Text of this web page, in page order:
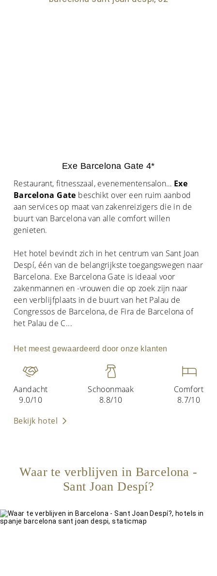
Exe Barcelona Gate 4*
Restaurant, fitnesszaal, evenementensalon… Exe
Barcelona Gate beschikt over een ruim aanbod
aan services op maat van zakenreizigers die in de
buurt van Barcelona van alle comfort willen
genieten.
Het hotel bevindt zich in het centrum van Sant Joan
Despí, één van de belangrijkste toegangswegen naar
Barcelona. Exe Barcelona Gate is ideaal voor
zakenmannen en -vrouwen die op zoek zijn naar
een verblijfplaats in de buurt van het Palau de
Congressos de Barcelona, de Fira de Barcelona of
het Palau de C...
Het meest gewaardeerd door onze klanten
Aandacht
9.0/10
Schoonmaak
8.8/10
Comfort
8.7/10
Bekijk hotel
Waar te verblijven in Barcelona -
Sant Joan Despí?